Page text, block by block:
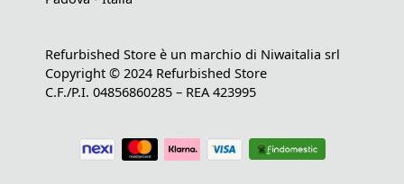
Refurbished Store è un marchio di Niwaitalia srl
Copyright © 2024 Refurbished Store
C.F./P.I. 04856860285 – REA 423995